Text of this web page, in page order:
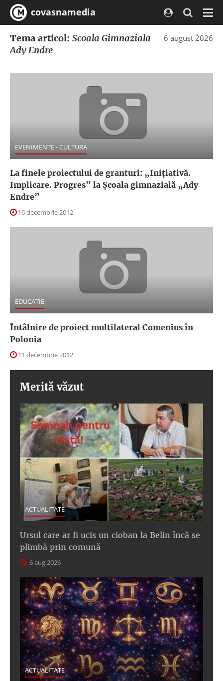
covasnamedia
6 august 2026
Tema articol: Scoala Gimnaziala
Ady Endre
EVENIMENTE - CULTURA
La finele proiectului de granturi: „Iniţiativă.
Implicare. Progres” la Şcoala gimnazială „Ady
Endre”
16 decembrie 2012
EDUCATIE
Întâlnire de proiect multilateral Comenius în
Polonia
11 decembrie 2012
Merită văzut
ACTUALITATE
Ursul care ar fi ucis un cioban la Belin încă se
plimbă prin comună
6 aug 2026
ACTUALITATE